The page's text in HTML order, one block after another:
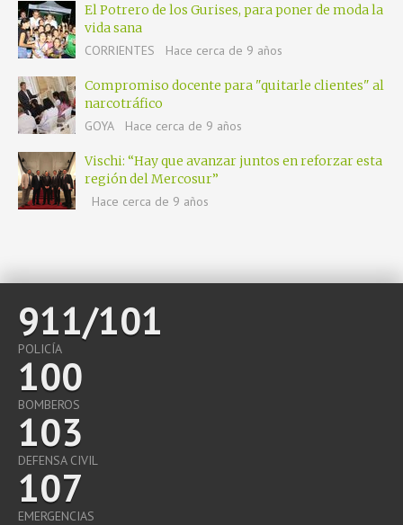
El Potrero de los Gurises, para poner de moda la
vida sana
CORRIENTES
Hace cerca de 9 años
Compromiso docente para "quitarle clientes" al
narcotráfico
GOYA
Hace cerca de 9 años
Vischi: “Hay que avanzar juntos en reforzar esta
región del Mercosur”
Hace cerca de 9 años
911/101
POLICÍA
100
BOMBEROS
103
DEFENSA CIVIL
107
EMERGENCIAS